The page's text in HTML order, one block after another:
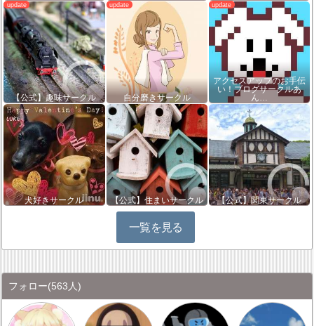
【公式】趣味サークル 自分磨きサークル
アクセスアップのお手伝
い！ブログサークルあ
ん…
犬好きサークル 【公式】住まいサークル 【公式】関東サークル
一覧を見る
フォロー(563人)